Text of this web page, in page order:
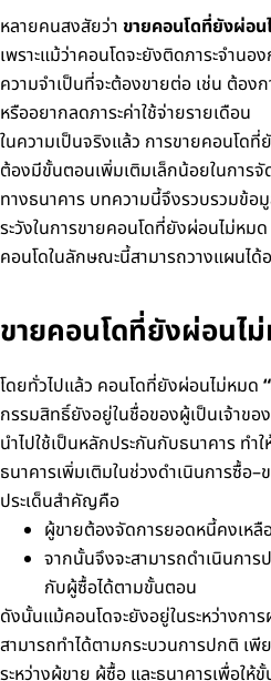
หลายคนสงสัยว่า ขายคอนโดที่ยังผ่อน
เพราะแม้ว่าคอนโดจะยังติดภาระจำน
ความจำเป็นที่จะต้องขายต่อ เช่น ต้อง
หรืออยากลดภาระค่าใช้จ่ายรายเดือน
ในความเป็นจริงแล้ว การขายคอนโด
ต้องมีขั้นตอนเพิ่มเติมเล็กน้อยในการจั
ทางธนาคาร บทความนี้จึงรวบรวมข้
ระวังในการขายคอนโดที่ยังผ่อนไม่หม
คอนโดในลักษณะนี้สามารถวางแผนไ
ขายคอนโดที่ยังผ่อนไ
โดยทั่วไปแล้ว คอนโดที่ยังผ่อนไม่หมด
กรรมสิทธิ์ยังอยู่ในชื่อของผู้เป็นเจ้าข
นำไปใช้เป็นหลักประกันกับธนาคาร ท
ธนาคารเพิ่มเติมในช่วงดำเนินการซื้อ–
ประเด็นสำคัญคือ
ผู้ขายต้องจัดการยอดหนี้คงเหลื
จากนั้นจึงจะสามารถดำเนินกา
กับผู้ซื้อได้ตามขั้นตอน
ดังนั้นแม้คอนโดจะยังอยู่ในระหว่างกา
สามารถทำได้ตามกระบวนการปกติ เพี
ระหว่างผู้ขาย ผู้ซื้อ และธนาคารเพื่อให้